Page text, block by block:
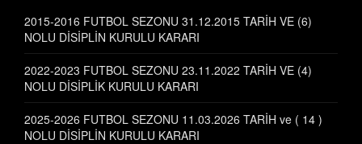
2015-2016 FUTBOL SEZONU 31.12.2015 TARİH VE (6)
NOLU DİSİPLİN KURULU KARARI
2022-2023 FUTBOL SEZONU 23.11.2022 TARİH VE (4)
NOLU DİSİPLİK KURULU KARARI
2025-2026 FUTBOL SEZONU 11.03.2026 TARİH ve ( 14 )
NOLU DİSİPLİN KURULU KARARI